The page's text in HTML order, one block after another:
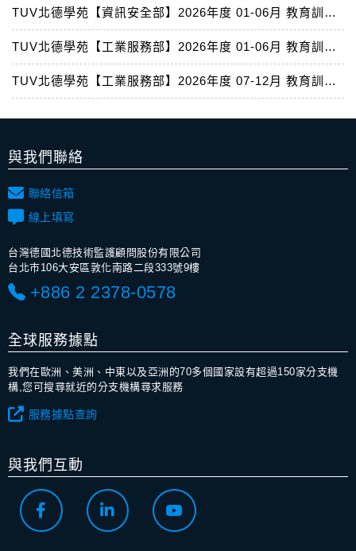
TUV北德學苑【資訊安全部】2026年度 01-06月 教育訓練一覽表
TUV北德學苑【工業服務部】2026年度 01-06月 教育訓練一覽表
TUV北德學苑【工業服務部】2026年度 07-12月 教育訓練一覽表
與我們聯絡
聯絡信箱
線上填寫
台灣德國北德技術監護顧問股份有限公司
台北市106大安區敦化南路二段333號9樓
+886 2 2378-0578
全球服務據點
我們在歐洲、美洲、中東以及亞洲的70多個國家設有超過150家分支機
構,您可搜尋就近的分支機構尋求服務
服務據點查詢
與我們互動